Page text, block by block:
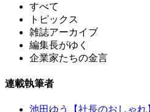
すべて
トピックス
雑誌アーカイブ
編集長がゆく
企業家たちの金言
連載執筆者
池田ゆう【社長のおしゃれ